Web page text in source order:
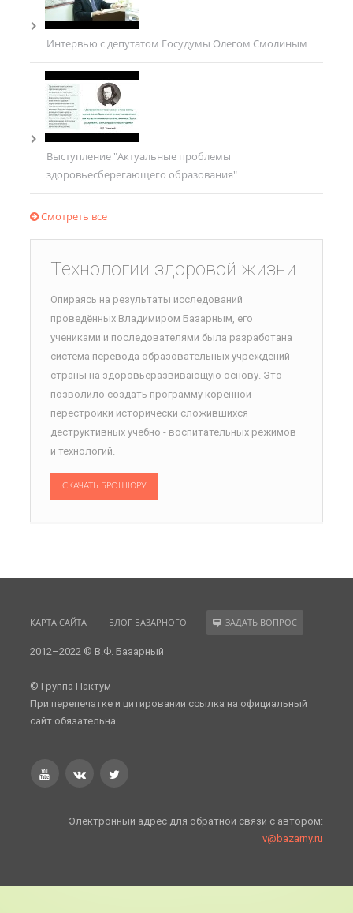
Интервью с депутатом Госудумы Олегом Смолиным
Выступление "Актуальные проблемы
здоровьесберегающего образования"
Смотреть все
Технологии здоровой жизни
Опираясь на результаты исследований
проведённых Владимиром Базарным, его
учениками и последователями была разработана
система перевода образовательных учреждений
страны на здоровьеразвивающую основу. Это
позволило создать программу коренной
перестройки исторически сложившихся
деструктивных учебно - воспитательных режимов
и технологий.
СКАЧАТЬ БРОШЮРУ
КАРТА САЙТА БЛОГ БАЗАРНОГО ЗАДАТЬ ВОПРОС
2012–2022 © В.Ф. Базарный
© Группа Пактум
При перепечатке и цитировании ссылка на официальный
сайт обязательна.
Электронный адрес для обратной связи с автором:
v@bazarny.ru